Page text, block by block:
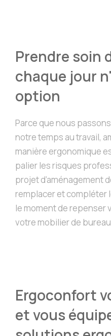
Prendre soin
chaque jour
option
Parce que nous
notre temps au travail,
manière ergonomique
palier les risques
projet d’aménagement
remplacer et compléter
le moment de repenser
votre mobilier de
Ergoconfort
et vous